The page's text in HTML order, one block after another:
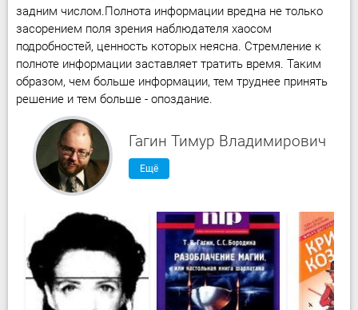
задним числом.Полнота информации вредна не только
засорением поля зрения наблюдателя хаосом
подробностей, ценность которых неясна. Стремление к
полноте информации заставляет тратить время. Таким
образом, чем больше информации, тем труднее принять
решение и тем больше - опоздание.
Гагин Тимур Владимирович
Ещё